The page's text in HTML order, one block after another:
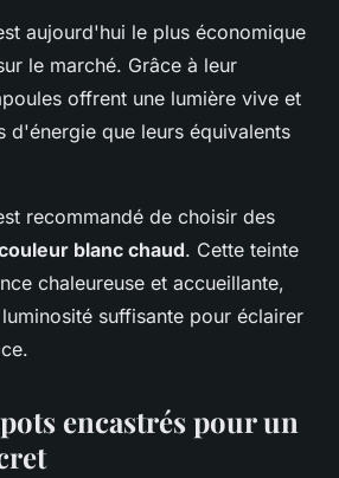
aujourd'hui le plus économique
le marché. Grâce à leur
offrent une lumière vive et
d'énergie que leurs équivalents
recommandé de choisir des
blanc chaud. Cette teinte
chaleureuse et accueillante,
suffisante pour éclairer
encastrés pour un